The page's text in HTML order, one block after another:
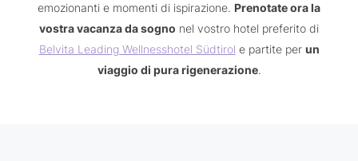
emozionanti e momenti di ispirazione. Prenotate ora la
vostra vacanza da sogno nel vostro hotel preferito di
Belvita Leading Wellnesshotel Südtirol e partite per un
viaggio di pura rigenerazione.